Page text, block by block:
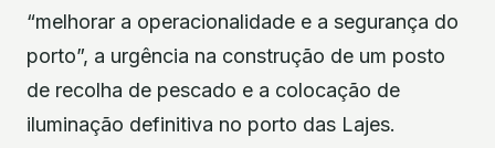
“melhorar a operacionalidade e a segurança do
porto”, a urgência na construção de um posto
de recolha de pescado e a colocação de
iluminação definitiva no porto das Lajes.